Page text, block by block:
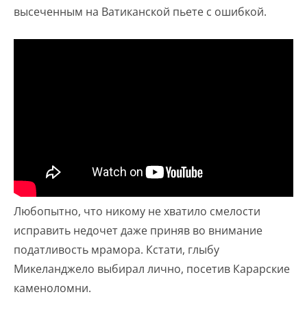
высеченным на Ватиканской пьете с ошибкой.
Любопытно, что никому не хватило смелости
исправить недочет даже приняв во внимание
податливость мрамора. Кстати, глыбу
Микеланджело выбирал лично, посетив Карарские
каменоломни.